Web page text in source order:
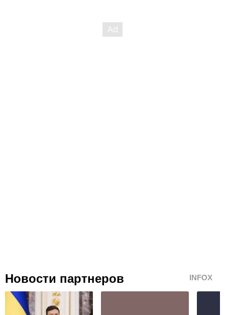
Новости партнеров INFOX